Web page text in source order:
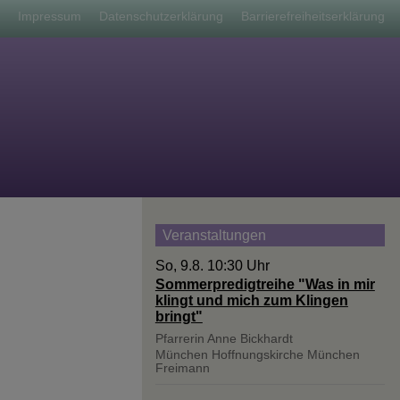
Impressum Datenschutzerklärung Barrierefreiheitserklärung
Veranstaltungen
So, 9.8. 10:30 Uhr
Sommerpredigtreihe "Was in mir
klingt und mich zum Klingen
bringt"
Pfarrerin Anne Bickhardt
München Hoffnungskirche München
Freimann